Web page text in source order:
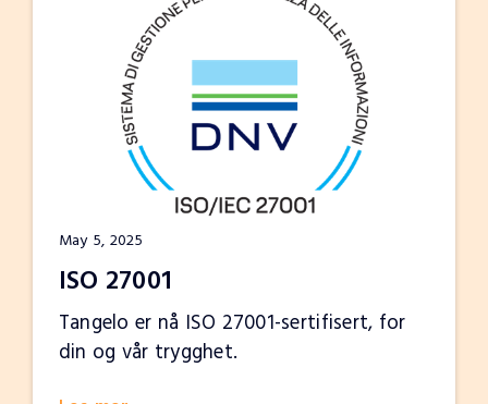
May 5, 2025
ISO 27001
Tangelo er nå ISO 27001-sertifisert, for
din og vår trygghet.